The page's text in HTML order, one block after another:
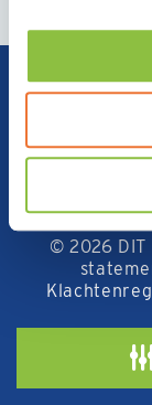
DIT
© 2026 DIT